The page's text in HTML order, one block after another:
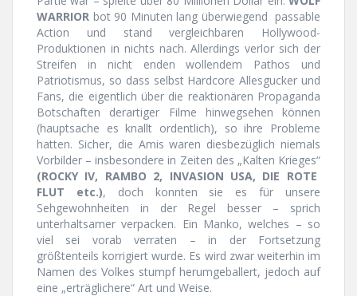
WARRIOR bot 90 Minuten lang überwiegend passable
Action und stand vergleichbaren Hollywood-
Produktionen in nichts nach. Allerdings verlor sich der
Streifen in nicht enden wollendem Pathos und
Patriotismus, so dass selbst Hardcore Allesgucker und
Fans, die eigentlich über die reaktionären Propaganda
Botschaften derartiger Filme hinwegsehen können
(hauptsache es knallt ordentlich), so ihre Probleme
hatten. Sicher, die Amis waren diesbezüglich niemals
Vorbilder – insbesondere in Zeiten des „Kalten Krieges“
(ROCKY IV, RAMBO 2, INVASION USA, DIE ROTE
FLUT etc.), doch konnten sie es für unsere
Sehgewohnheiten in der Regel besser – sprich
unterhaltsamer verpacken. Ein Manko, welches – so
viel sei vorab verraten – in der Fortsetzung
größtenteils korrigiert wurde. Es wird zwar weiterhin im
Namen des Volkes stumpf herumgeballert, jedoch auf
eine „erträglichere“ Art und Weise.